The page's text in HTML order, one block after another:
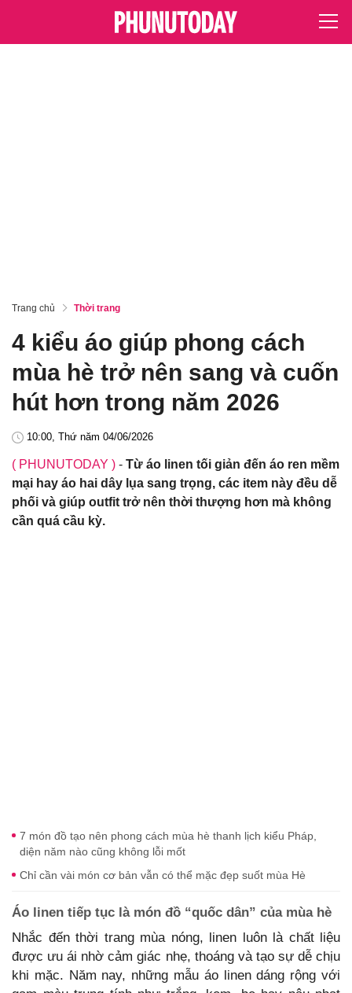
Trang chủ Thời trang
4 kiểu áo giúp phong cách
mùa hè trở nên sang và cuốn
hút hơn trong năm 2026
10:00, Thứ năm 04/06/2026
( PHUNUTODAY ) - Từ áo linen tối giản đến áo ren mềm
mại hay áo hai dây lụa sang trọng, các item này đều dễ
phối và giúp outfit trở nên thời thượng hơn mà không
cần quá cầu kỳ.
7 món đồ tạo nên phong cách mùa hè thanh lịch kiểu Pháp,
diện năm nào cũng không lỗi mốt
Chỉ cần vài món cơ bản vẫn có thể mặc đẹp suốt mùa Hè
Áo linen tiếp tục là món đồ “quốc dân” của mùa hè
Nhắc đến thời trang mùa nóng, linen luôn là chất liệu
được ưu ái nhờ cảm giác nhẹ, thoáng và tạo sự dễ chịu
khi mặc. Năm nay, những mẫu áo linen dáng rộng với